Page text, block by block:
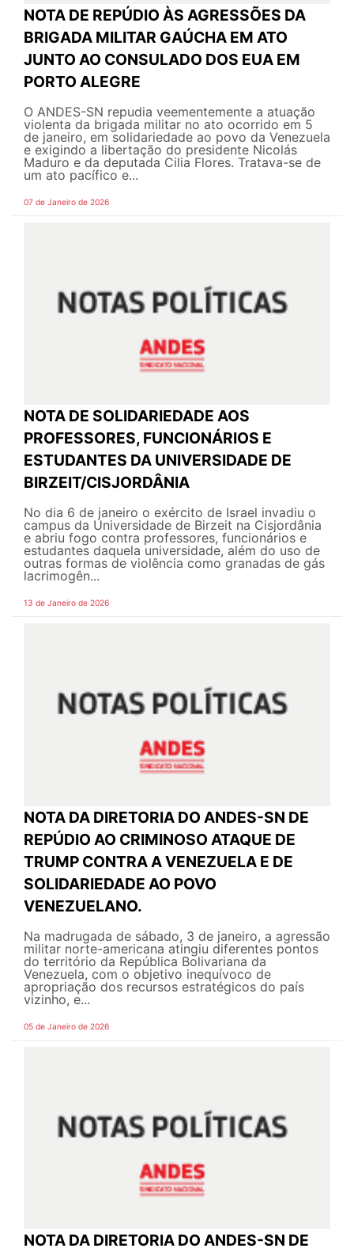
NOTA DE REPÚDIO ÀS AGRESSÕES DA
BRIGADA MILITAR GAÚCHA EM ATO
JUNTO AO CONSULADO DOS EUA EM
PORTO ALEGRE
O ANDES-SN repudia veementemente a atuação
violenta da brigada militar no ato ocorrido em 5
de janeiro, em solidariedade ao povo da Venezuela
e exigindo a libertação do presidente Nicolás
Maduro e da deputada Cilia Flores. Tratava-se de
um ato pacífico e...
07 de Janeiro de 2026
NOTA DE SOLIDARIEDADE AOS
PROFESSORES, FUNCIONÁRIOS E
ESTUDANTES DA UNIVERSIDADE DE
BIRZEIT/CISJORDÂNIA
No dia 6 de janeiro o exército de Israel invadiu o
campus da Universidade de Birzeit na Cisjordânia
e abriu fogo contra professores, funcionários e
estudantes daquela universidade, além do uso de
outras formas de violência como granadas de gás
lacrimogên...
13 de Janeiro de 2026
NOTA DA DIRETORIA DO ANDES-SN DE
REPÚDIO AO CRIMINOSO ATAQUE DE
TRUMP CONTRA A VENEZUELA E DE
SOLIDARIEDADE AO POVO
VENEZUELANO.
Na madrugada de sábado, 3 de janeiro, a agressão
militar norte-americana atingiu diferentes pontos
do território da República Bolivariana da
Venezuela, com o objetivo inequívoco de
apropriação dos recursos estratégicos do país
vizinho, e...
05 de Janeiro de 2026
NOTA DA DIRETORIA DO ANDES-SN DE